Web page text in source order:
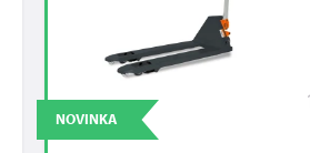
NOVINKA